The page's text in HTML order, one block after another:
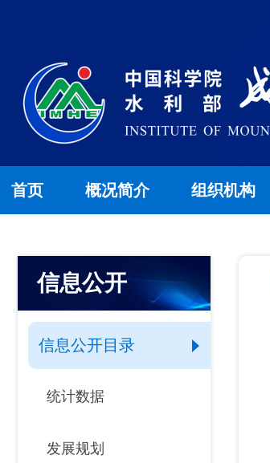
首页 概况简介 组织机构
信息公开
信息公开目录
统计数据
发展规划